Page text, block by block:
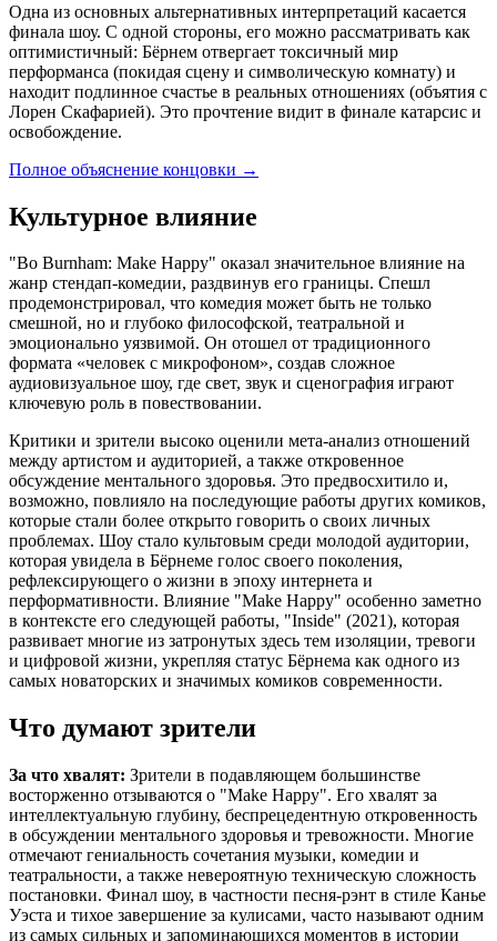
Одна из основных альтернативных интерпретаций касается
финала шоу. С одной стороны, его можно рассматривать как
оптимистичный: Бёрнем отвергает токсичный мир
перформанса (покидая сцену и символическую комнату) и
находит подлинное счастье в реальных отношениях (объятия с
Лорен Скафарией). Это прочтение видит в финале катарсис и
освобождение.
Полное объяснение концовки →
Культурное влияние
"Bo Burnham: Make Happy" оказал значительное влияние на
жанр стендап-комедии, раздвинув его границы. Спешл
продемонстрировал, что комедия может быть не только
смешной, но и глубоко философской, театральной и
эмоционально уязвимой. Он отошел от традиционного
формата «человек с микрофоном», создав сложное
аудиовизуальное шоу, где свет, звук и сценография играют
ключевую роль в повествовании.
Критики и зрители высоко оценили мета-анализ отношений
между артистом и аудиторией, а также откровенное
обсуждение ментального здоровья. Это предвосхитило и,
возможно, повлияло на последующие работы других комиков,
которые стали более открыто говорить о своих личных
проблемах. Шоу стало культовым среди молодой аудитории,
которая увидела в Бёрнеме голос своего поколения,
рефлексирующего о жизни в эпоху интернета и
перформативности. Влияние "Make Happy" особенно заметно
в контексте его следующей работы, "Inside" (2021), которая
развивает многие из затронутых здесь тем изоляции, тревоги
и цифровой жизни, укрепляя статус Бёрнема как одного из
самых новаторских и значимых комиков современности.
Что думают зрители
За что хвалят: Зрители в подавляющем большинстве
восторженно отзываются о "Make Happy". Его хвалят за
интеллектуальную глубину, беспрецедентную откровенность
в обсуждении ментального здоровья и тревожности. Многие
отмечают гениальность сочетания музыки, комедии и
театральности, а также невероятную техническую сложность
постановки. Финал шоу, в частности песня-рэнт в стиле Канье
Уэста и тихое завершение за кулисами, часто называют одним
из самых сильных и запоминающихся моментов в истории